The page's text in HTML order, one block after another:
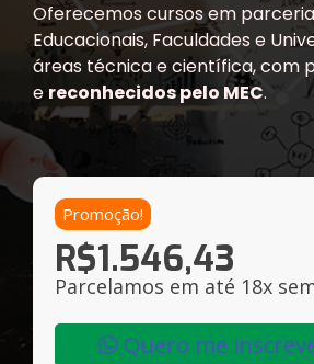
Oferecemos cursos em
Educacionais, Faculdades e
áreas técnica e científica, com
e reconhecidos pelo MEC.
Promoção!
R$1.546,43
Parcelamos em até 18x
Quero me